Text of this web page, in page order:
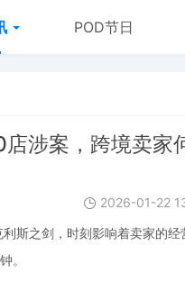
POD节日
涉案，跨境卖家
2026-01-22
斯之剑，时刻影响着卖家的经
。